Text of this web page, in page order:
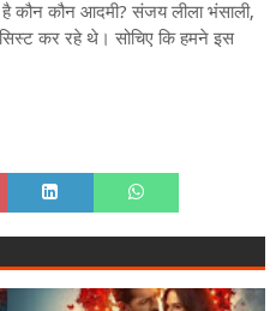
कौन कौन आदमी? संजय लीला भंसाली,
कर रहे थे। सोचिए कि हमने इस